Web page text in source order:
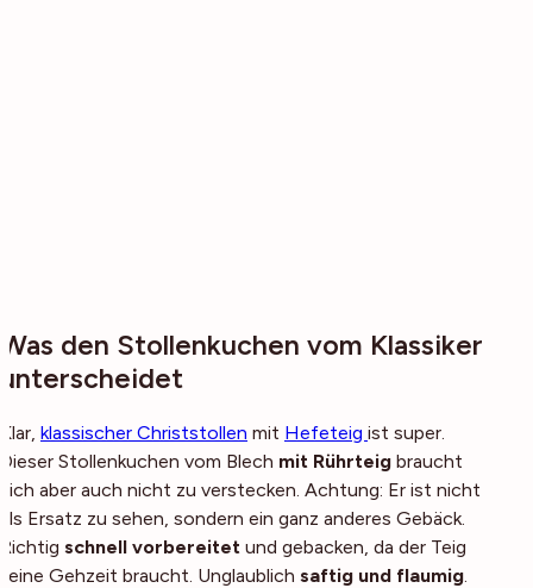
Was den Stollenkuchen vom Klassiker
unterscheidet
Klar, klassischer Christstollen mit Hefeteig ist super.
Dieser Stollenkuchen vom Blech mit Rührteig braucht
sich aber auch nicht zu verstecken. Achtung: Er ist nicht
als Ersatz zu sehen, sondern ein ganz anderes Gebäck.
Richtig schnell vorbereitet und gebacken, da der Teig
keine Gehzeit braucht. Unglaublich saftig und flaumig.